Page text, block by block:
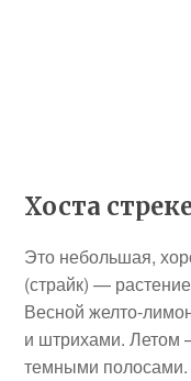
Хоста
Это небольшая,
(страйк) —
Весной желто-
и штрихами. Летом
темными полосами.